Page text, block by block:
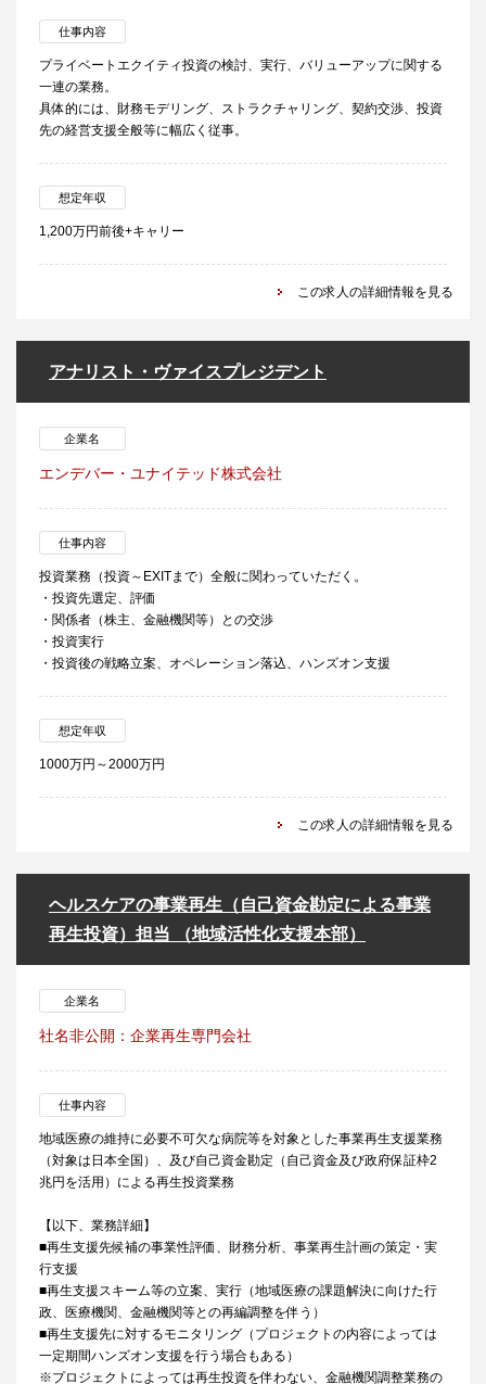
仕事内容
プライベートエクイティ投資の検討、実行、バリューアップに関する
一連の業務。
具体的には、財務モデリング、ストラクチャリング、契約交渉、投資
先の経営支援全般等に幅広く従事。
想定年収
1,200万円前後+キャリー
この求人の詳細情報を見る
アナリスト・ヴァイスプレジデント
企業名
エンデバー・ユナイテッド株式会社
仕事内容
投資業務（投資～EXITまで）全般に関わっていただく。
・投資先選定、評価
・関係者（株主、金融機関等）との交渉
・投資実行
・投資後の戦略立案、オペレーション落込、ハンズオン支援
想定年収
1000万円～2000万円
この求人の詳細情報を見る
ヘルスケアの事業再生（自己資金勘定による事業
再生投資）担当 （地域活性化支援本部）
企業名
社名非公開：企業再生専門会社
仕事内容
地域医療の維持に必要不可欠な病院等を対象とした事業再生支援業務
（対象は日本全国）、及び自己資金勘定（自己資金及び政府保証枠2
兆円を活用）による再生投資業務
【以下、業務詳細】
■再生支援先候補の事業性評価、財務分析、事業再生計画の策定・実
行支援
■再生支援スキーム等の立案、実行（地域医療の課題解決に向けた行
政、医療機関、金融機関等との再編調整を伴う）
■再生支援先に対するモニタリング（プロジェクトの内容によっては
一定期間ハンズオン支援を行う場合もある）
※プロジェクトによっては再生投資を伴わない、金融機関調整業務の